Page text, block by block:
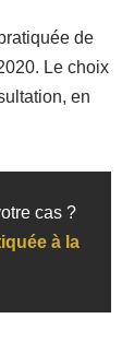
de
Le choix
en
cas ?
à la